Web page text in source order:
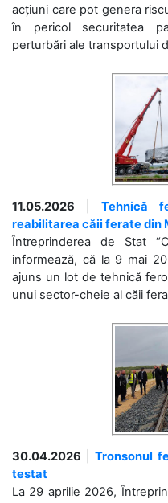
acțiuni care pot genera
în pericol securitatea
perturbări ale transportului
11.05.2026 |Tehnică
reabilitarea căii ferate din
Întreprinderea de Stat
informează, că la 9 mai
ajuns un lot de tehnică
unui sector-cheie al căii
30.04.2026 |Tronsonul
testat
La 29 aprilie 2026,